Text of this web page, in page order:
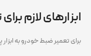
ابزارهای لازم
برای تعمیر ضبط خودرو به